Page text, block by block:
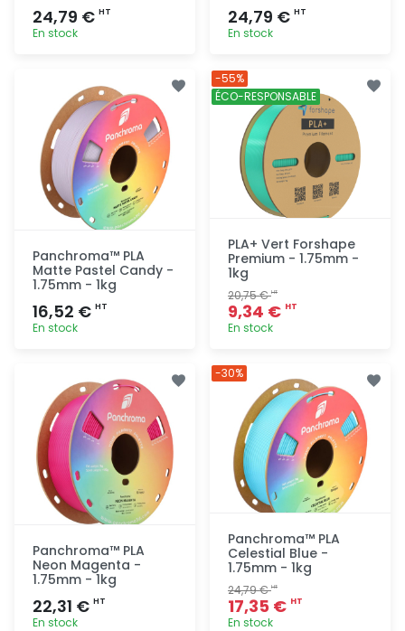
24,79 € HT
En stock
rapide
24,79 € HT
En stock
rapide
Panchroma™ PLA
Matte Pastel Candy -
1.75mm - 1kg
16,52 € HT
En stock
rapide
PLA+ Vert Forshape
Premium - 1.75mm -
1kg
20,75 €HT
9,34 € HT
En stock
rapide
-55%
ÉCO-RESPONSABLE
Panchroma™ PLA
Neon Magenta -
1.75mm - 1kg
22,31 € HT
En stock
Panchroma™ PLA
Celestial Blue -
1.75mm - 1kg
24,79 €HT
17,35 € HT
En stock
-30%